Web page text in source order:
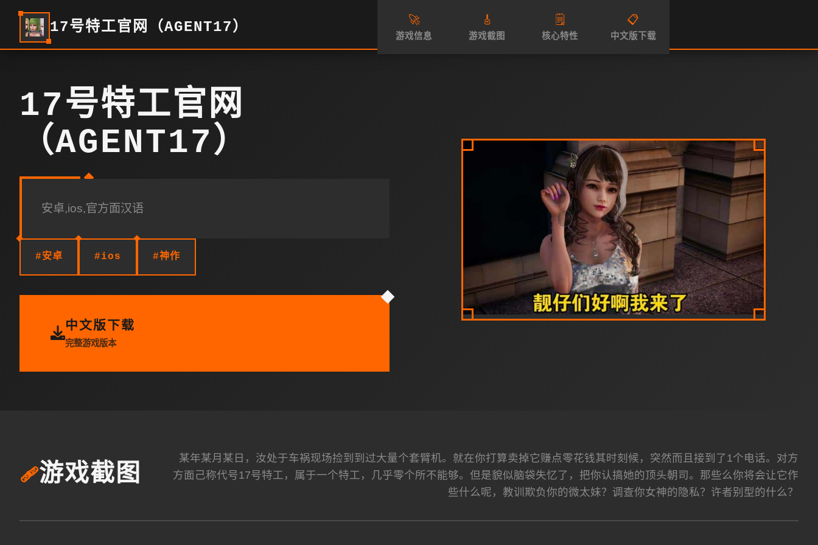
17号特工官网（AGENT17） 🚀
游戏信息
🎸
游戏截图
🗒️
核心特性
📋
中文版下载
17号特工官网
（AGENT17）
安卓,ios,官方面汉语
#安卓 #ios #神作
中文版下载
完整游戏版本
🩹游戏截图
某年某月某日，汝处于车祸现场捡到到过大量个套臂机。就在你打算卖掉它赚点零花钱其时刻候，突然而且接到了1个电话。对方
方面己称代号17号特工，属于一个特工，几乎零个所不能够。但是貌似脑袋失忆了，把你认搞她的顶头朝司。那些么你将会让它作
些什么呢，教训欺负你的微太妹？调查你女神的隐私？许者别型的什么？